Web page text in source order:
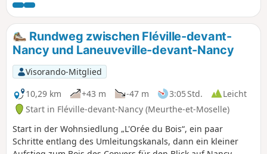
Rundweg zwischen Fléville-devant-
Nancy und Laneuveville-devant-Nancy
Visorando-Mitglied
10,29 km
+43 m -47 m 3:05 Std.
Leicht
Start in Fléville-devant-Nancy (Meurthe-et-Moselle)
Start in der Wohnsiedlung „L'Orée du Bois“, ein paar
Schritte entlang des Umleitungskanals, dann ein kleiner